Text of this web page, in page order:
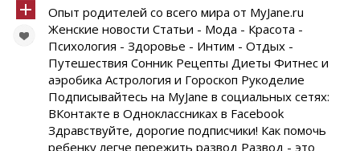
Опыт родителей со всего мира от MyJane.ru
Женские новости Статьи - Мода - Красота -
Психология - Здоровье - Интим - Отдых -
Путешествия Сонник Рецепты Диеты Фитнес и
аэробика Астрология и Гороскоп Рукоделие
Подписывайтесь на MyJane в социальных сетях:
ВКонтакте в Одноклассниках в Facebook
Здравствуйте, дорогие подписчики! Как помочь
ребенку легче пережить развод Развод - это